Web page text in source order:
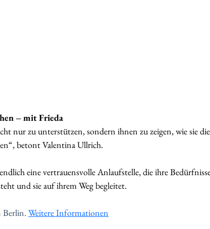
– mit Frieda
nur zu unterstützen, sondern ihnen zu zeigen, wie sie
betont Valentina Ullrich.
eine vertrauensvolle Anlaufstelle, die ihre
und sie auf ihrem Weg begleitet.
Berlin. Weitere Informationen